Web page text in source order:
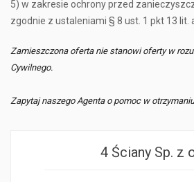
5) w zakresie ochrony przed
zgodnie z ustaleniami § 8 ust. 1 pkt 13 lit.
Zamieszczona oferta nie stanowi oferty w
Cywilnego.
Zapytaj naszego Agenta o pomoc w
4 Ściany Sp. z